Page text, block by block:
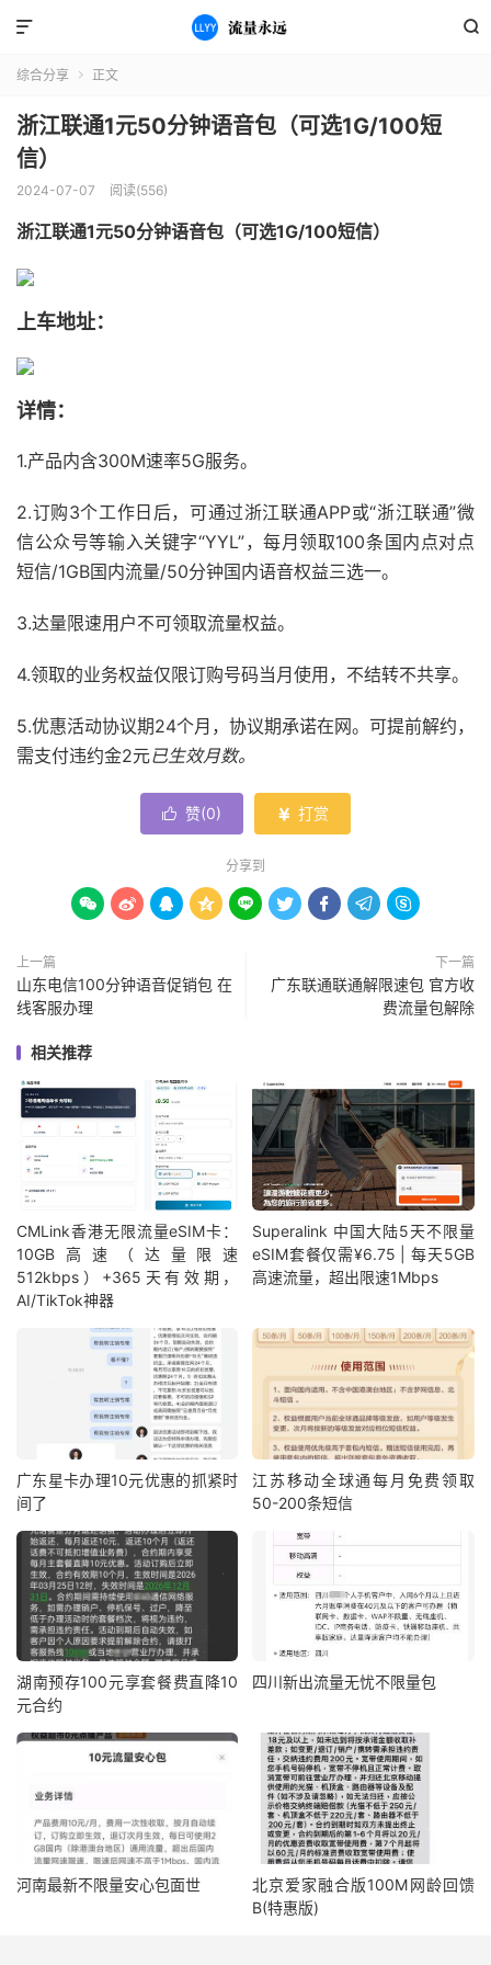


综合分享  正文
浙江联通1元50分钟语音包（可选1G/100短
信）
2024-07-07 阅读(556)
浙江联通1元50分钟语音包（可选1G/100短信）
上车地址：
详情：
1.产品内含300M速率5G服务。
2.订购3个工作日后，可通过浙江联通APP或“浙江联通”微
信公众号等输入关键字“YYL”，每月领取100条国内点对点
短信/1GB国内流量/50分钟国内语音权益三选一。
3.达量限速用户不可领取流量权益。
4.领取的业务权益仅限订购号码当月使用，不结转不共享。
5.优惠活动协议期24个月，协议期承诺在网。可提前解约，
需支付违约金2元已生效月数。
 赞(0)  打赏
分享到
        
上一篇
山东电信100分钟语音促销包 在
线客服办理
下一篇
广东联通联通解限速包 官方收
费流量包解除
相关推荐
CMLink香港无限流量eSIM卡：
10GB高速（达量限速
512kbps）+365天有效期，
AI/TikTok神器
Superalink 中国大陆5天不限量
eSIM套餐仅需¥6.75 | 每天5GB
高速流量，超出限速1Mbps
广东星卡办理10元优惠的抓紧时
间了
江苏移动全球通每月免费领取
50-200条短信
湖南预存100元享套餐费直降10
元合约
四川新出流量无忧不限量包
河南最新不限量安心包面世
北京爱家融合版100M网龄回馈
B(特惠版)